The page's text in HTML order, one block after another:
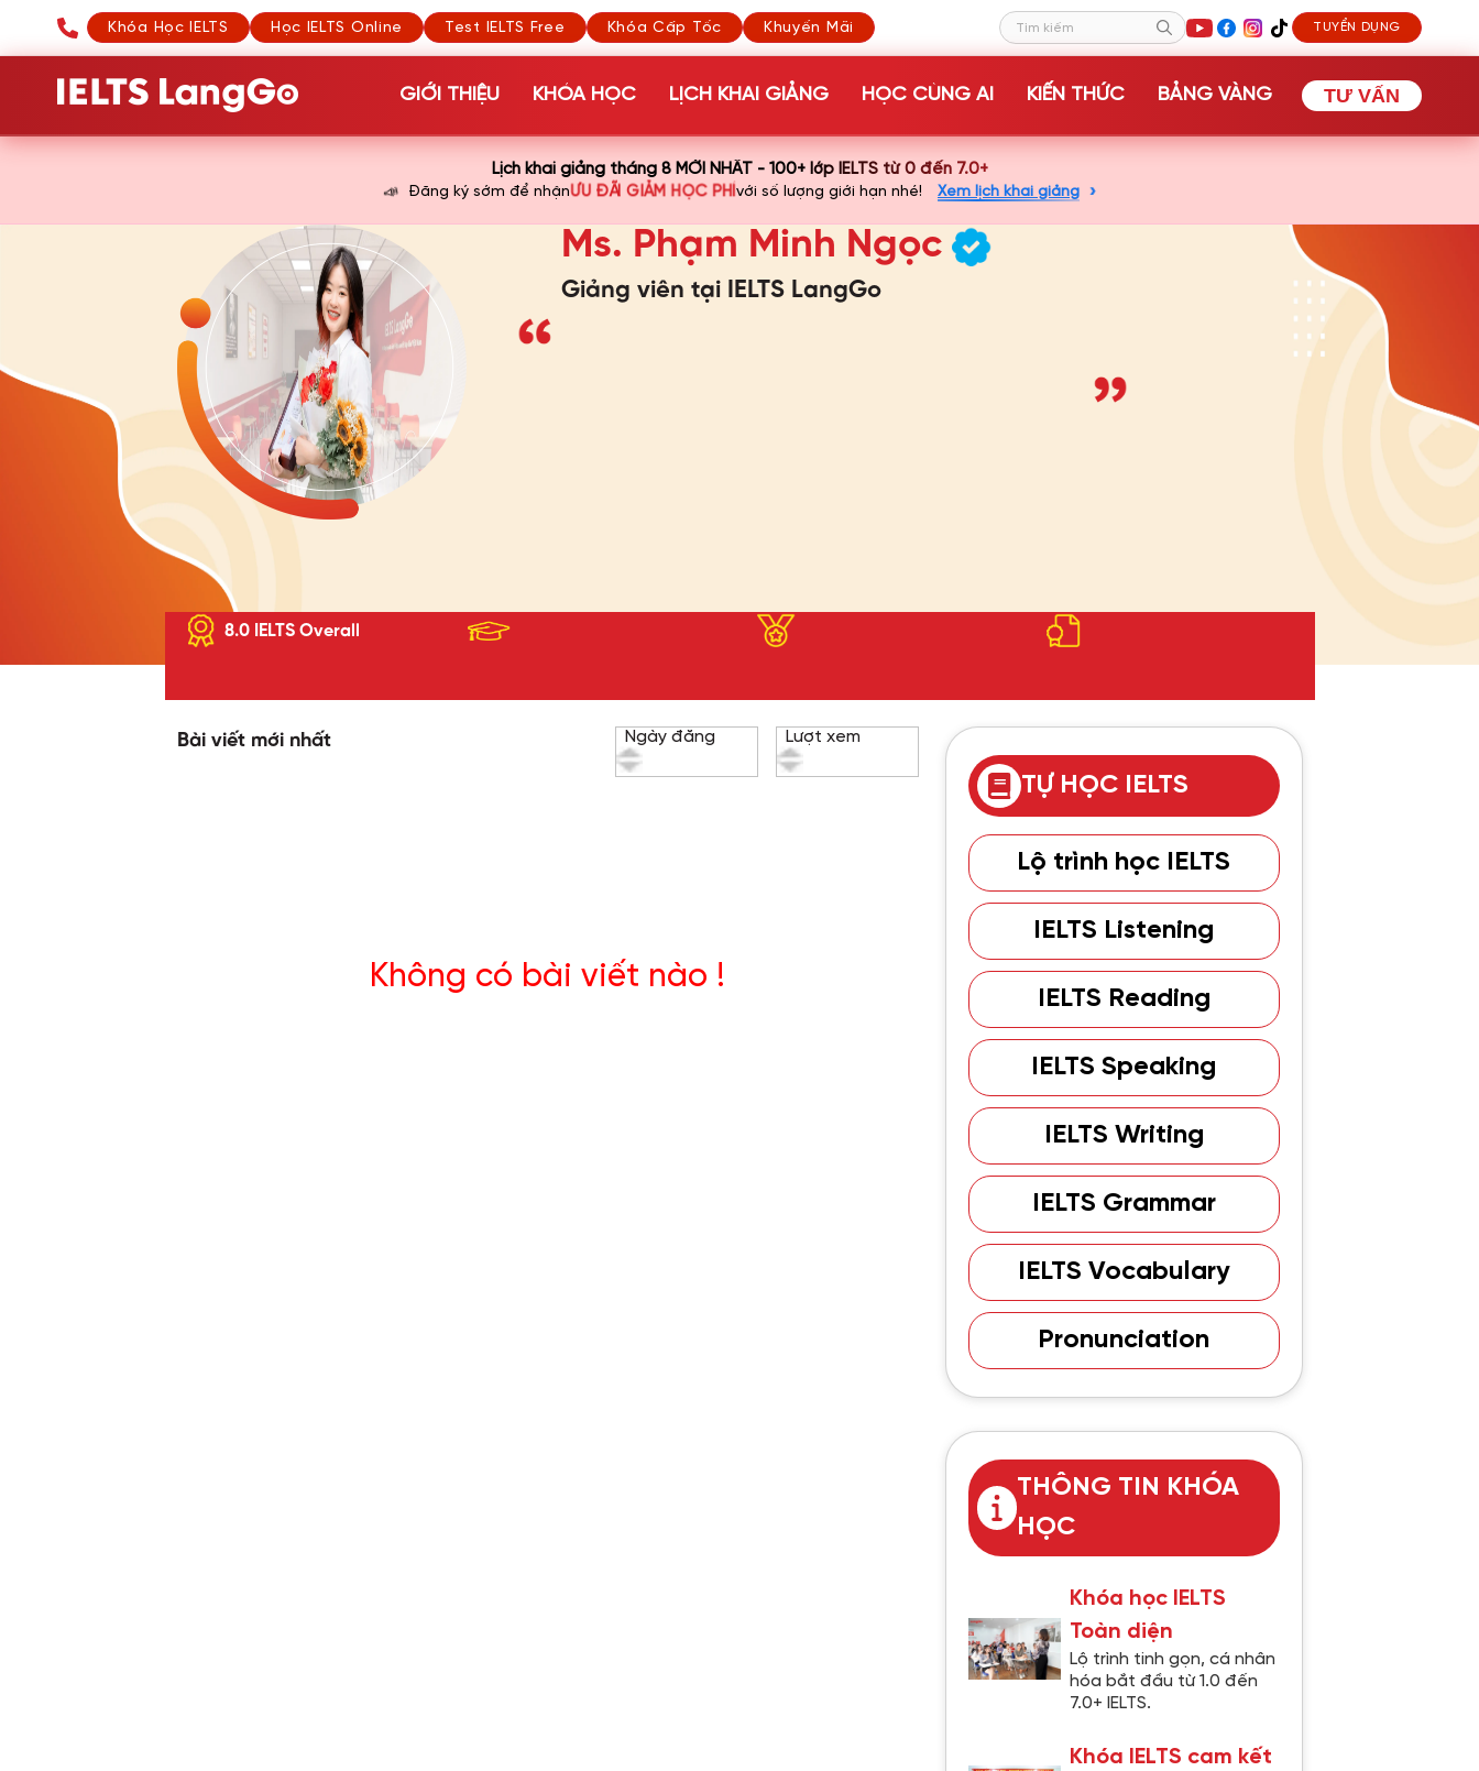
Khóa Học IELTS Học IELTS Online Test IELTS Free Khóa Cấp Tốc Khuyến Mãi
Tìm kiếm
TUYỂN DỤNG
GIỚI THIỆU KHÓA HỌC LỊCH KHAI GIẢNG HỌC CÙNG AI KIẾN THỨC BẢNG VÀNG TƯ VẤN
Lịch khai giảng tháng 8 MỚI NHẤT - 100+ lớp IELTS từ 0 đến 7.0+
📣 Đăng ký sớm để nhậnƯU ĐÃI GIẢM HỌC PHÍ với số lượng giới hạn nhé! Xem lịch khai giảng
Ms. Phạm Minh Ngọc
Giảng viên tại IELTS LangGo
8.0 IELTS Overall
Bài viết mới nhất Ngày đăng Lượt xem
Không có bài viết nào !
TỰ HỌC IELTS
Lộ trình học IELTS
IELTS Listening
IELTS Reading
IELTS Speaking
IELTS Writing
IELTS Grammar
IELTS Vocabulary
Pronunciation
THÔNG TIN KHÓA
HỌC
Khóa học IELTS
Toàn diện
Lộ trình tinh gọn, cá nhân
hóa bắt đầu từ 1.0 đến
7.0+ IELTS.
Khóa IELTS cam kết